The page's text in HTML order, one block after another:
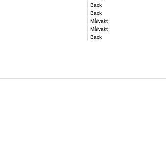
Back
Back
Målvakt
Målvakt
Back